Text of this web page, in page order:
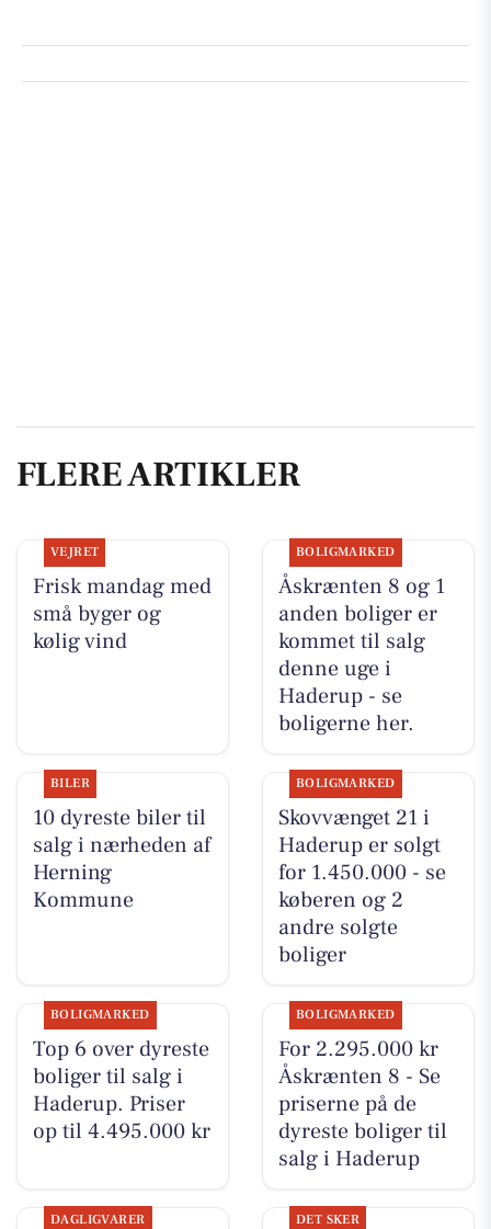
FLERE ARTIKLER
VEJRET
Frisk mandag med
små byger og
kølig vind
BOLIGMARKED
Åskrænten 8 og 1
anden boliger er
kommet til salg
denne uge i
Haderup - se
boligerne her.
BILER
10 dyreste biler til
salg i nærheden af
Herning
Kommune
BOLIGMARKED
Skovvænget 21 i
Haderup er solgt
for 1.450.000 - se
køberen og 2
andre solgte
boliger
BOLIGMARKED
Top 6 over dyreste
boliger til salg i
Haderup. Priser
op til 4.495.000 kr
BOLIGMARKED
For 2.295.000 kr
Åskrænten 8 - Se
priserne på de
dyreste boliger til
salg i Haderup
DAGLIGVARER DET SKER